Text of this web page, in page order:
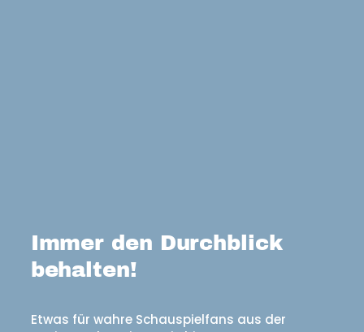
Immer den Durchblick
behalten!
Etwas für wahre Schauspielfans aus der